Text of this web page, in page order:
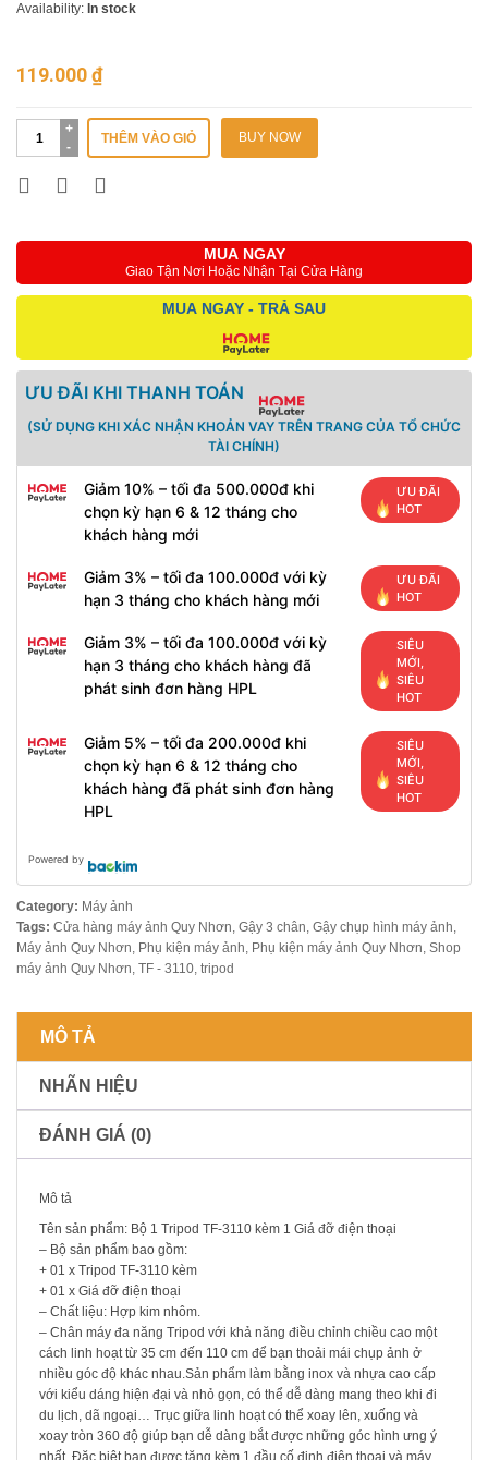
Availability: In stock
119.000₫
THÊM VÀO GIỎ BUY NOW
MUA NGAY
Giao Tận Nơi Hoặc Nhận Tại Cửa Hàng
MUA NGAY - TRẢ SAU
ƯU ĐÃI KHI THANH TOÁN
(SỬ DỤNG KHI XÁC NHẬN KHOẢN VAY TRÊN TRANG CỦA TỔ CHỨC
TÀI CHÍNH)
Giảm 10% – tối đa 500.000đ khi
chọn kỳ hạn 6 & 12 tháng cho
khách hàng mới
ƯU ĐÃI
HOT
Giảm 3% – tối đa 100.000đ với kỳ
hạn 3 tháng cho khách hàng mới
ƯU ĐÃI
HOT
Giảm 3% – tối đa 100.000đ với kỳ
hạn 3 tháng cho khách hàng đã
phát sinh đơn hàng HPL
SIÊU
MỚI,
SIÊU
HOT
Giảm 5% – tối đa 200.000đ khi
chọn kỳ hạn 6 & 12 tháng cho
khách hàng đã phát sinh đơn hàng
HPL
SIÊU
MỚI,
SIÊU
HOT
Powered by
Category: Máy ảnh
Tags: Cửa hàng máy ảnh Quy Nhơn, Gậy 3 chân, Gậy chụp hình máy ảnh,
Máy ảnh Quy Nhơn, Phụ kiện máy ảnh, Phụ kiện máy ảnh Quy Nhơn, Shop
máy ảnh Quy Nhơn, TF - 3110, tripod
MÔ TẢ
NHÃN HIỆU
ĐÁNH GIÁ (0)
Mô tả
Tên sản phẩm: Bộ 1 Tripod TF-3110 kèm 1 Giá đỡ điện thoại
– Bộ sản phẩm bao gồm:
+ 01 x Tripod TF-3110 kèm
+ 01 x Giá đỡ điện thoại
– Chất liệu: Hợp kim nhôm.
– Chân máy đa năng Tripod với khả năng điều chỉnh chiều cao một
cách linh hoạt từ 35 cm đến 110 cm để bạn thoải mái chụp ảnh ở
nhiều góc độ khác nhau.Sản phẩm làm bằng inox và nhựa cao cấp
với kiểu dáng hiện đại và nhỏ gọn, có thể dễ dàng mang theo khi đi
du lịch, dã ngoại… Trục giữa linh hoạt có thể xoay lên, xuống và
xoay tròn 360 độ giúp bạn dễ dàng bắt được những góc hình ưng ý
nhất. Đặc biệt bạn được tặng kèm 1 đầu cố định điện thoại và máy